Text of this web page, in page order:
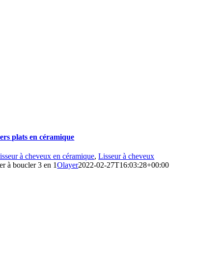
plats en céramique
à cheveux en céramique,Lisseur à cheveux
à boucler 3 en 1Olayer2022-02-27T16:03:28+00:00